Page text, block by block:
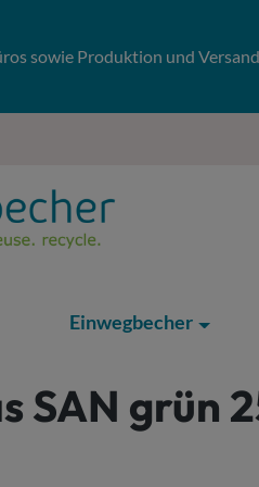
sowie Produktion und
Einwegbecher
SAN grün